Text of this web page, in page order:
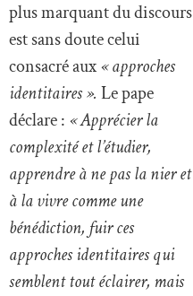
plus marquant du discours
est sans doute celui
consacré aux« approches
identitaires ». Le pape
déclare : « Apprécier la
complexité et l’étudier,
apprendre à ne pas la nier et
à la vivre comme une
bénédiction, fuir ces
approches identitaires qui
semblent tout éclairer, mais